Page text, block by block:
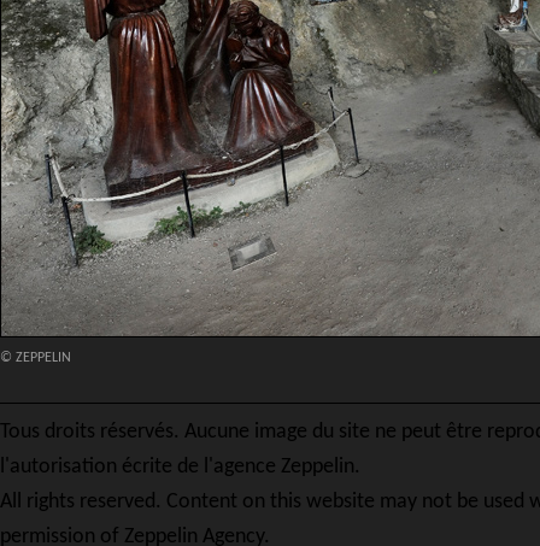
© ZEPPELIN
Tous droits réservés. Aucune image du site ne peut être
l'autorisation écrite de l'agence Zeppelin.
All rights reserved. Content on this website may not be used
permission of Zeppelin Agency.